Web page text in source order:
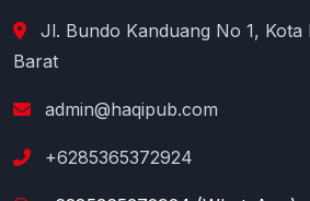
Jl. Bundo Kanduang No 1, Kota
Barat
admin@haqipub.com
+6285365372924